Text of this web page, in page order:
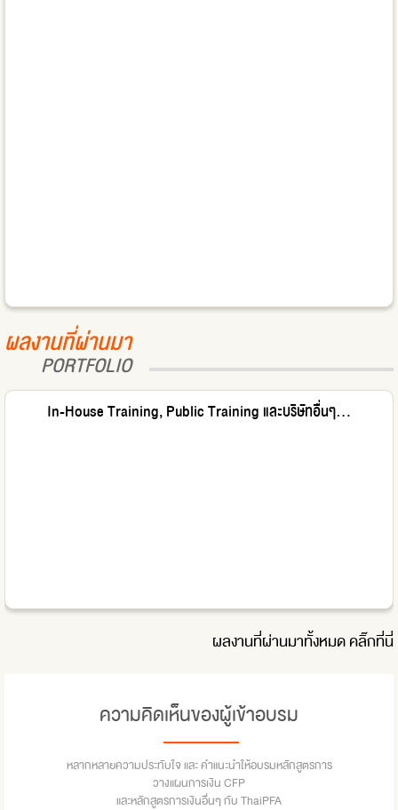
ผลงานที่ผ่านมา
PORTFOLIO
In-House Training, Public Training และบริษัทอื่นๆ...
ผลงานที่ผ่านมาทั้งหมดคลิ๊กที่นี่
ความคิดเห็นของผู้เข้าอบรม
หลากหลายความประทับใจ และ คำแนะนำให้อบรมหลักสูตรการ
วางแผนการเงิน CFP
และหลักสูตรการเงินอื่นๆ กับ ThaiPFA